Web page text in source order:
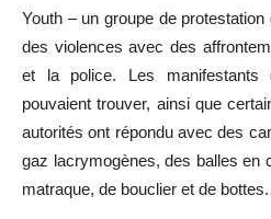
Youth – un groupe de
des violences avec des
et la police. Les manifestants
pouvaient trouver, ainsi que
autorités ont répondu avec des
gaz lacrymogènes, des balles en
matraque, de bouclier et de bottes.